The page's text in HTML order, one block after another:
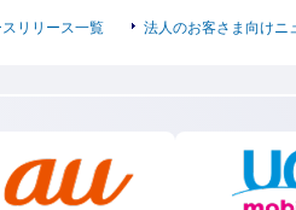
スリリース一覧
法人のお客さま向けニ
く 新規ウィンドウで開く